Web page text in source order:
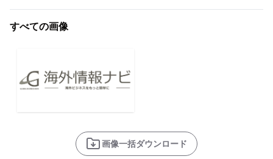
すべての画像
画像一括ダウンロード